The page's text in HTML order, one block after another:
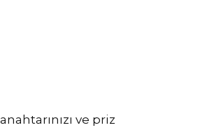
anahtarınızı ve priz